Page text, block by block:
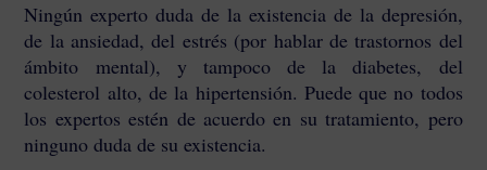
Ningún experto duda de la existencia de la depresión,
de la ansiedad, del estrés (por hablar de trastornos del
ámbito mental), y tampoco de la diabetes, del
colesterol alto, de la hipertensión. Puede que no todos
los expertos estén de acuerdo en su tratamiento, pero
ninguno duda de su existencia.